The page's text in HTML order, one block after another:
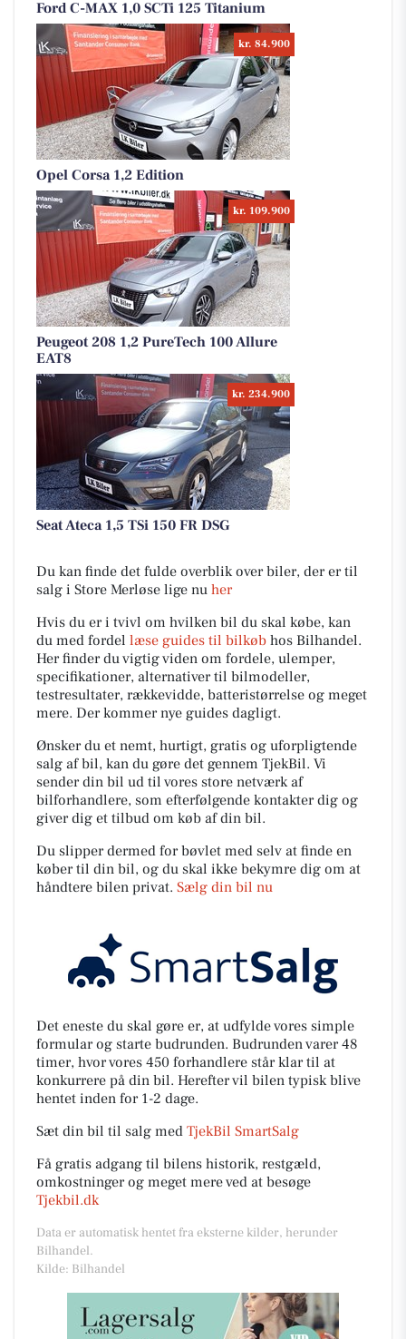
Ford C-MAX 1,0 SCTi 125 Titanium
kr. 84.900
Opel Corsa 1,2 Edition
kr. 109.900
Peugeot 208 1,2 PureTech 100 Allure
EAT8
kr. 234.900
Seat Ateca 1,5 TSi 150 FR DSG
Du kan finde det fulde overblik over biler, der er til
salg i Store Merløse lige nu her
Hvis du er i tvivl om hvilken bil du skal købe, kan
du med fordel læse guides til bilkøb hos Bilhandel.
Her finder du vigtig viden om fordele, ulemper,
specifikationer, alternativer til bilmodeller,
testresultater, rækkevidde, batteristørrelse og meget
mere. Der kommer nye guides dagligt.
Ønsker du et nemt, hurtigt, gratis og uforpligtende
salg af bil, kan du gøre det gennem TjekBil. Vi
sender din bil ud til vores store netværk af
bilforhandlere, som efterfølgende kontakter dig og
giver dig et tilbud om køb af din bil.
Du slipper dermed for bøvlet med selv at finde en
køber til din bil, og du skal ikke bekymre dig om at
håndtere bilen privat. Sælg din bil nu
Det eneste du skal gøre er, at udfylde vores simple
formular og starte budrunden. Budrunden varer 48
timer, hvor vores 450 forhandlere står klar til at
konkurrere på din bil. Herefter vil bilen typisk blive
hentet inden for 1-2 dage.
Sæt din bil til salg med TjekBil SmartSalg
Få gratis adgang til bilens historik, restgæld,
omkostninger og meget mere ved at besøge
Tjekbil.dk
Data er automatisk hentet fra eksterne kilder, herunder
Bilhandel.
Kilde: Bilhandel